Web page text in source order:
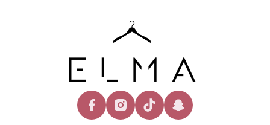
facebookinstagramtiktok snapchat